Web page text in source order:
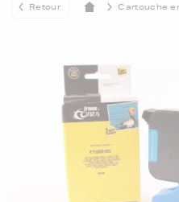
Retour Cartouche